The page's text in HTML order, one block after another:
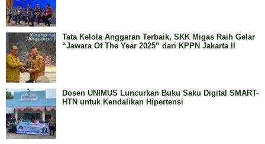
Tata Kelola Anggaran Terbaik, SKK Migas Raih Gelar
“Jawara Of The Year 2025” dari KPPN Jakarta II
Dosen UNIMUS Luncurkan Buku Saku Digital SMART-
HTN untuk Kendalikan Hipertensi